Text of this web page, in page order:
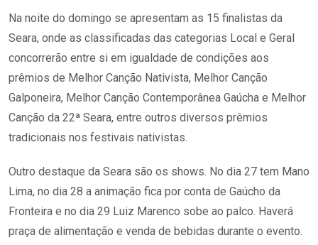
Na noite do domingo se apresentam as 15 finalistas da
Seara, onde as classificadas das categorias Local e Geral
concorrerão entre si em igualdade de condições aos
prêmios de Melhor Canção Nativista, Melhor Canção
Galponeira, Melhor Canção Contemporânea Gaúcha e Melhor
Canção da 22ª Seara, entre outros diversos prêmios
tradicionais nos festivais nativistas.
Outro destaque da Seara são os shows. No dia 27 tem Mano
Lima, no dia 28 a animação fica por conta de Gaúcho da
Fronteira e no dia 29 Luiz Marenco sobe ao palco. Haverá
praça de alimentação e venda de bebidas durante o evento.